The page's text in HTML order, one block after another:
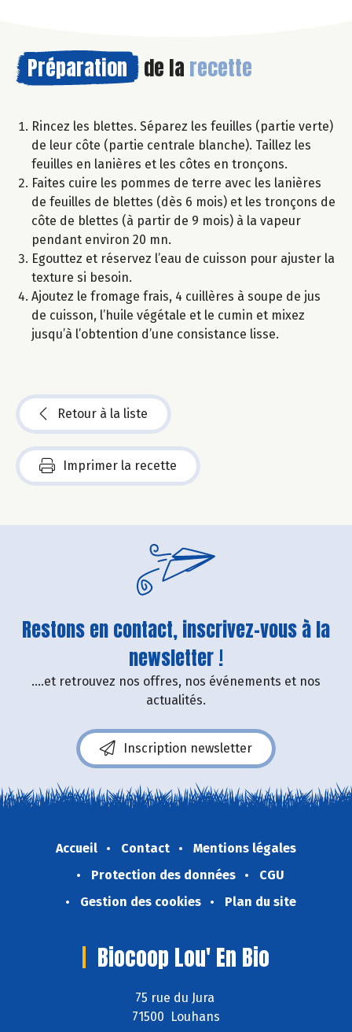
Préparation de la recette
Rincez les blettes. Séparez les feuilles (partie verte)
de leur côte (partie centrale blanche). Taillez les
feuilles en lanières et les côtes en tronçons.
Faites cuire les pommes de terre avec les lanières
de feuilles de blettes (dès 6 mois) et les tronçons de
côte de blettes (à partir de 9 mois) à la vapeur
pendant environ 20 mn.
Egouttez et réservez l’eau de cuisson pour ajuster la
texture si besoin.
Ajoutez le fromage frais, 4 cuillères à soupe de jus
de cuisson, l’huile végétale et le cumin et mixez
jusqu’à l’obtention d’une consistance lisse.
Retour à la liste
Imprimer la recette
Restons en contact, inscrivez-vous à la
newsletter !
....et retrouvez nos offres, nos événements et nos
actualités.
Inscription newsletter
Accueil Contact
Mentions légales
Protection des données
CGU
Gestion des cookies
Plan du site
Biocoop Lou' En Bio
75 rue du Jura
71500 Louhans